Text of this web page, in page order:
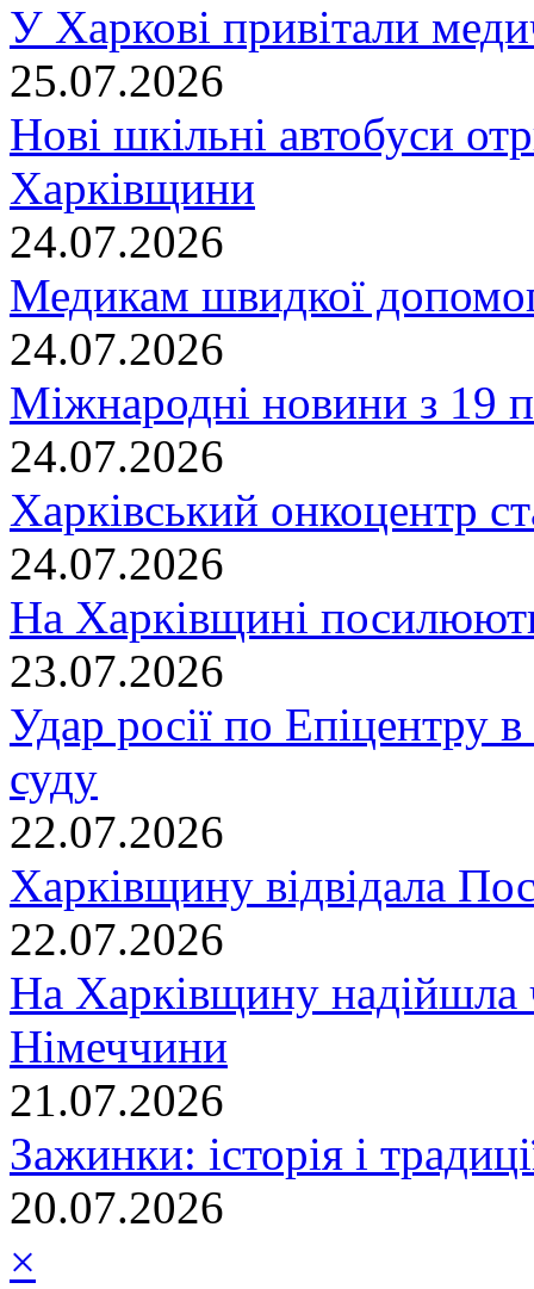
У Харкові привітали
25.07.2026
Нові шкільні автобуси
Харківщини
24.07.2026
Медикам швидкої
24.07.2026
Міжнародні новини з 19
24.07.2026
Харківський онкоцентр
24.07.2026
На Харківщині
23.07.2026
Удар росії по Епіцентру
суду
22.07.2026
Харківщину відвідала
22.07.2026
На Харківщину надійшла
Німеччини
21.07.2026
Зажинки: історія і
20.07.2026
×